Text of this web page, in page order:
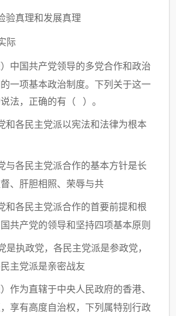
验真理和发展真理
际
中国共产党领导的多党合作和政治
一项基本政治制度。下列关于这一
法，正确的有（
）。
和各民主党派以宪法和法律为根本
与各民主党派合作的基本方针是长
、肝胆相照、荣辱与共
和各民主党派合作的首要前提和根
共产党的领导和坚持四项基本原则
是执政党，各民主党派是参政党，
主党派是亲密战友
）作为直辖于中央人民政府的香港、
享有高度自治权，下列属特别行政